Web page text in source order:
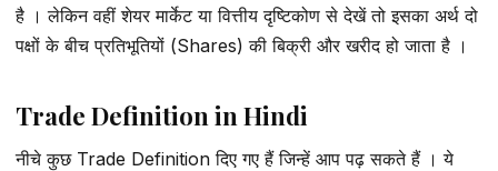
है । लेकिन वहीं शेयर मार्केट या वित्तीय दृष्टिकोण से देखें तो इसका अर्थ दो
पक्षों के बीच प्रतिभूतियों (Shares) की बिक्री और खरीद हो जाता है ।
Trade Definition in Hindi
नीचे कुछ Trade Definition दिए गए हैं जिन्हें आप पढ़ सकते हैं । ये